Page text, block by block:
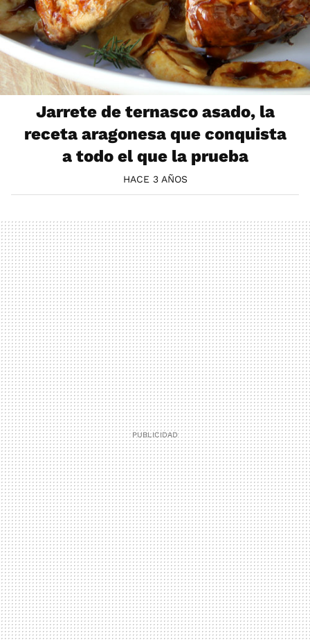
Jarrete de ternasco asado, la
receta aragonesa que conquista
a todo el que la prueba
HACE 3 AÑOS